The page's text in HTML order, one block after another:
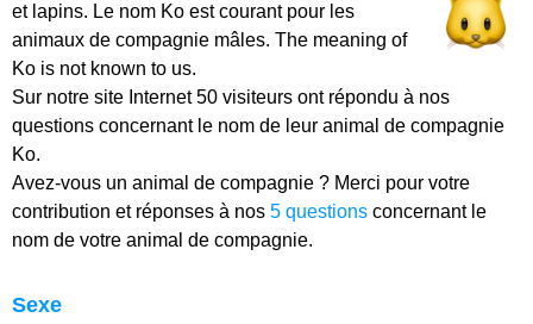
et lapins. Le nom Ko est courant pour les
animaux de compagnie mâles. The meaning of
Ko is not known to us.
Sur notre site Internet 50 visiteurs ont répondu à nos
questions concernant le nom de leur animal de compagnie
Ko.
Avez-vous un animal de compagnie ? Merci pour votre
contribution et réponses à nos 5 questions concernant le
nom de votre animal de compagnie.
Sexe